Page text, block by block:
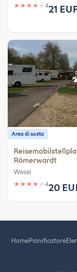
★ ★ ★ ★ ★ 421
Area di sosta
Römerwardt
Wesel
★ ★ ★ ★ ★ 420
HomePianificatore